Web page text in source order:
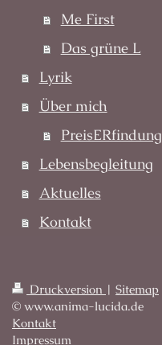
Me First
Das grüne L
Lyrik
Über mich
PreisERfindung
Lebensbegleitung
Aktuelles
Kontakt
Druckversion | Sitemap
© www.anima-lucida.de
Kontakt
Impressum